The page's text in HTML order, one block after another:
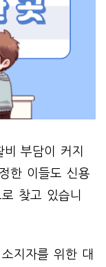
부담이 커지
한 이들도 신용
찾고 있습니
지자를 위한 대